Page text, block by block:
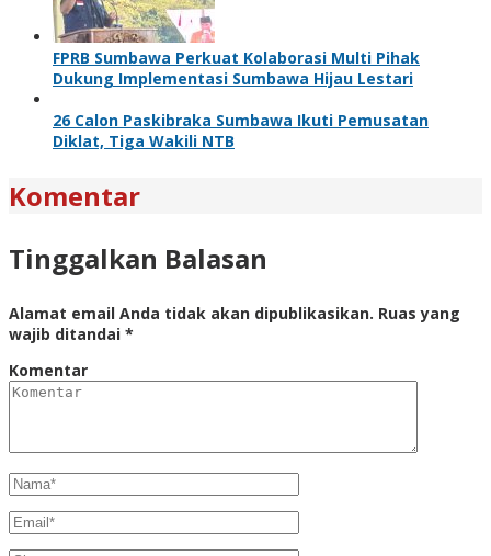
FPRB Sumbawa Perkuat Kolaborasi Multi Pihak
Dukung Implementasi Sumbawa Hijau Lestari
26 Calon Paskibraka Sumbawa Ikuti Pemusatan
Diklat, Tiga Wakili NTB
Komentar
Tinggalkan Balasan
Alamat email Anda tidak akan dipublikasikan. Ruas yang
wajib ditandai *
Komentar